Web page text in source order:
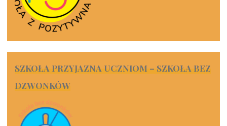
SZKOŁA PRZYJAZNA UCZNIOM – SZKOŁA BEZ
DZWONKÓW